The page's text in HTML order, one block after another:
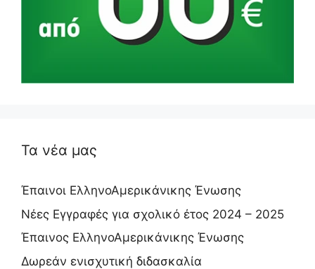
Τα νέα μας
Έπαινοι ΕλληνοΑμερικάνικης Ένωσης
Νέες Εγγραφές για σχολικό έτος 2024 – 2025
Έπαινος ΕλληνοΑμερικάνικης Ένωσης
Δωρεάν ενισχυτική διδασκαλία